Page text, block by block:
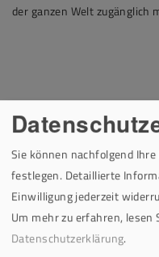
der ganzen Welt zugänglich
Sie können nachfolgend
festlegen. Detaillierte
Einwilligung jederzeit
Um mehr zu erfahren, lesen
Datenschutzerklärung.